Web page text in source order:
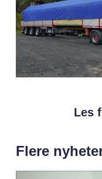
Les
Flere